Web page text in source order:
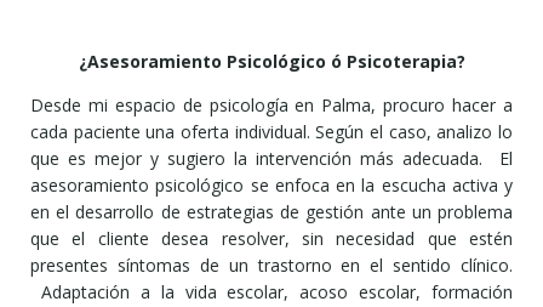
¿Asesoramiento Psicológico ó Psicoterapia?
Desde mi espacio de psicología en Palma, procuro hacer a
cada paciente una oferta individual. Según el caso, analizo lo
que es mejor y sugiero la intervención más adecuada. El
asesoramiento psicológico se enfoca en la escucha activa y
en el desarrollo de estrategias de gestión ante un problema
que el cliente desea resolver, sin necesidad que estén
presentes síntomas de un trastorno en el sentido clínico.
Adaptación a la vida escolar, acoso escolar, formación